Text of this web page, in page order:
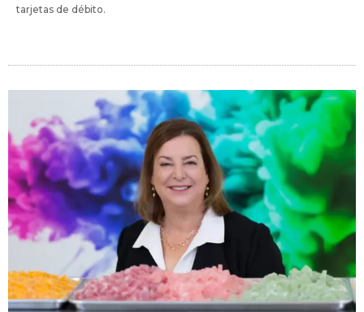
tarjetas de débito.